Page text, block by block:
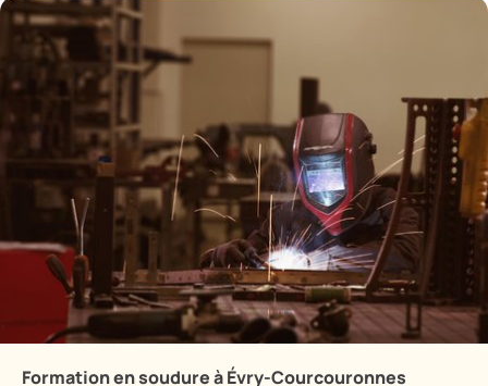
Formation en soudure à Évry-Courcouronnes